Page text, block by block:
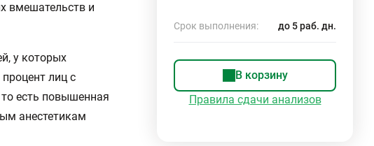
вмешательств и
у которых
лиц с
есть повышенная
анестетикам
Срок выполнения: до 5 раб. дн.
В корзину
Правила сдачи анализов